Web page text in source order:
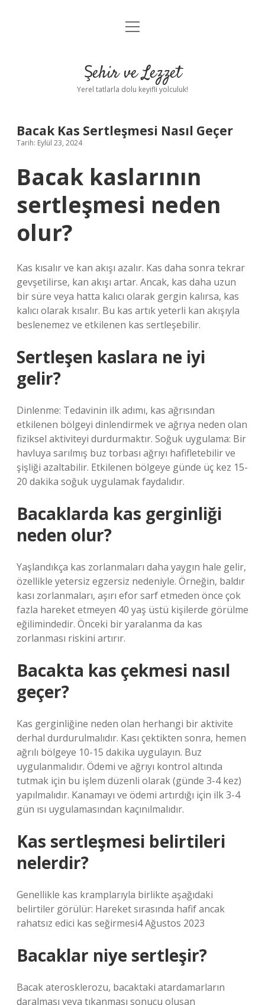
Anasayfa
Yasal Uyarı
menüyü
Şehir ve Lezzet
Yerel tatlarla dolu keyifli yolculuk!
Bacak Kas Sertleşmesi Nasıl Geçer
Tarih: Eylül 23, 2024
Bacak kaslarının
sertleşmesi neden
olur?
Kas kısalır ve kan akışı azalır. Kas daha sonra tekrar
gevşetilirse, kan akışı artar. Ancak, kas daha uzun
bir süre veya hatta kalıcı olarak gergin kalırsa, kas
kalıcı olarak kısalır. Bu kas artık yeterli kan akışıyla
beslenemez ve etkilenen kas sertleşebilir.
Sertleşen kaslara ne iyi
gelir?
Dinlenme: Tedavinin ilk adımı, kas ağrısından
etkilenen bölgeyi dinlendirmek ve ağrıya neden olan
fiziksel aktiviteyi durdurmaktır. Soğuk uygulama: Bir
havluya sarılmış buz torbası ağrıyı hafifletebilir ve
şişliği azaltabilir. Etkilenen bölgeye günde üç kez 15-
20 dakika soğuk uygulamak faydalıdır.
Bacaklarda kas gerginliği
neden olur?
Yaşlandıkça kas zorlanmaları daha yaygın hale gelir,
özellikle yetersiz egzersiz nedeniyle. Örneğin, baldır
kası zorlanmaları, aşırı efor sarf etmeden önce çok
fazla hareket etmeyen 40 yaş üstü kişilerde görülme
eğilimindedir. Önceki bir yaralanma da kas
zorlanması riskini artırır.
Bacakta kas çekmesi nasıl
geçer?
Kas gerginliğine neden olan herhangi bir aktivite
derhal durdurulmalıdır. Kası çektikten sonra, hemen
ağrılı bölgeye 10-15 dakika uygulayın. Buz
uygulanmalıdır. Ödemi ve ağrıyı kontrol altında
tutmak için bu işlem düzenli olarak (günde 3-4 kez)
yapılmalıdır. Kanamayı ve ödemi artırdığı için ilk 3-4
gün ısı uygulamasından kaçınılmalıdır.
Kas sertleşmesi belirtileri
nelerdir?
Genellikle kas kramplarıyla birlikte aşağıdaki
belirtiler görülür: Hareket sırasında hafif ancak
rahatsız edici kas seğirmesi4 Ağustos 2023
Bacaklar niye sertleşir?
Bacak aterosklerozu, bacaktaki atardamarların
daralması veya tıkanması sonucu oluşan